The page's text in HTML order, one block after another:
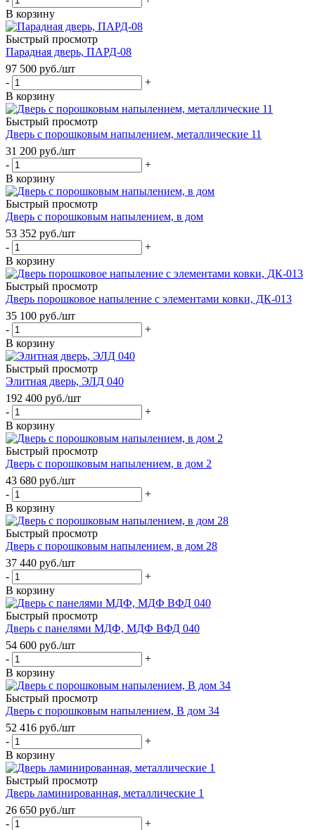
В корзину
Быстрый просмотр
Парадная дверь, ПАРД-08
97 500 руб./шт
-
+
В корзину
Быстрый просмотр
Дверь с порошковым напылением, металлические 11
31 200 руб./шт
-
+
В корзину
Быстрый просмотр
Дверь с порошковым напылением, в дом
53 352 руб./шт
-
+
В корзину
Быстрый просмотр
Дверь порошковое напыление с элементами ковки, ДК-013
35 100 руб./шт
-
+
В корзину
Быстрый просмотр
Элитная дверь, ЭЛД 040
192 400 руб./шт
-
+
В корзину
Быстрый просмотр
Дверь с порошковым напылением, в дом 2
43 680 руб./шт
-
+
В корзину
Быстрый просмотр
Дверь с порошковым напылением, в дом 28
37 440 руб./шт
-
+
В корзину
Быстрый просмотр
Дверь с панелями МДФ, МДФ ВФД 040
54 600 руб./шт
-
+
В корзину
Быстрый просмотр
Дверь с порошковым напылением, В дом 34
52 416 руб./шт
-
+
В корзину
Быстрый просмотр
Дверь ламинированная, металлические 1
26 650 руб./шт
-
+